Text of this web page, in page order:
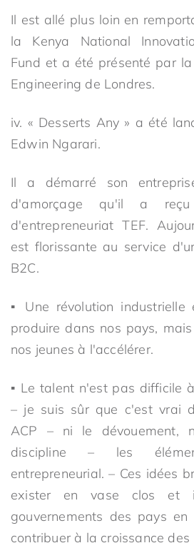
Il est allé plus loin en
la Kenya National
Fund et a été présenté par
Engineering de Londres.
iv. « Desserts Any » a été
Edwin Ngarari.
Il a démarré son
d'amorçage qu'il a
d'entrepreneuriat TEF.
est florissante au service
B2C.
▪ Une révolution
produire dans nos pays,
nos jeunes à l'accélérer.
▪ Le talent n'est pas difficile
– je suis sûr que c'est vrai
ACP – ni le dévouement,
discipline – les
entrepreneurial. – Ces idées
exister en vase clos et
gouvernements des pays en
contribuer à la croissance des